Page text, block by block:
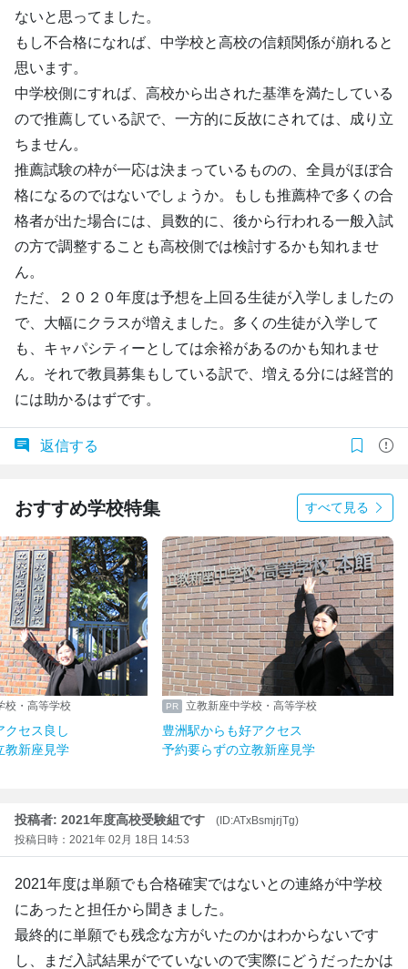
ないと思ってました。
もし不合格になれば、中学校と高校の信頼関係が崩れると
思います。
中学校側にすれば、高校から出された基準を満たしている
ので推薦している訳で、一方的に反故にされては、成り立
ちません。
推薦試験の枠が一応は決まっているものの、全員がほぼ合
格になるのではないでしょうか。もしも推薦枠で多くの合
格者が出た場合には、員数的に、後から行われる一般入試
の方で調整することも高校側では検討するかも知れませ
ん。
ただ、２０２０年度は予想を上回る生徒が入学しましたの
で、大幅にクラスが増えました。多くの生徒が入学して
も、キャパシティーとしては余裕があるのかも知れませ
ん。それで教員募集もしている訳で、増える分には経営的
には助かるはずです。
返信する
おすすめ学校特集 すべて見る
立教新座中学校・高等学校
寺駅からアクセス良し
要らずの立教新座見学
立教新座中学校・高等学校
豊洲駅からも好アクセス
予約要らずの立教新座見学
投稿者: 2021年度高校受験組です
(ID:ATxBsmjrjTg)
投稿日時：2021年 02月 18日 14:53
2021年度は単願でも合格確実ではないとの連絡が中学校
にあったと担任から聞きました。
最終的に単願でも残念な方がいたのかはわからないです
し、まだ入試結果がでていないので実際にどうだったかは